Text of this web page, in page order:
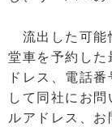
流出した可能
堂車を予約し
ドレス、電話
して同社にお
ルアドレス、お